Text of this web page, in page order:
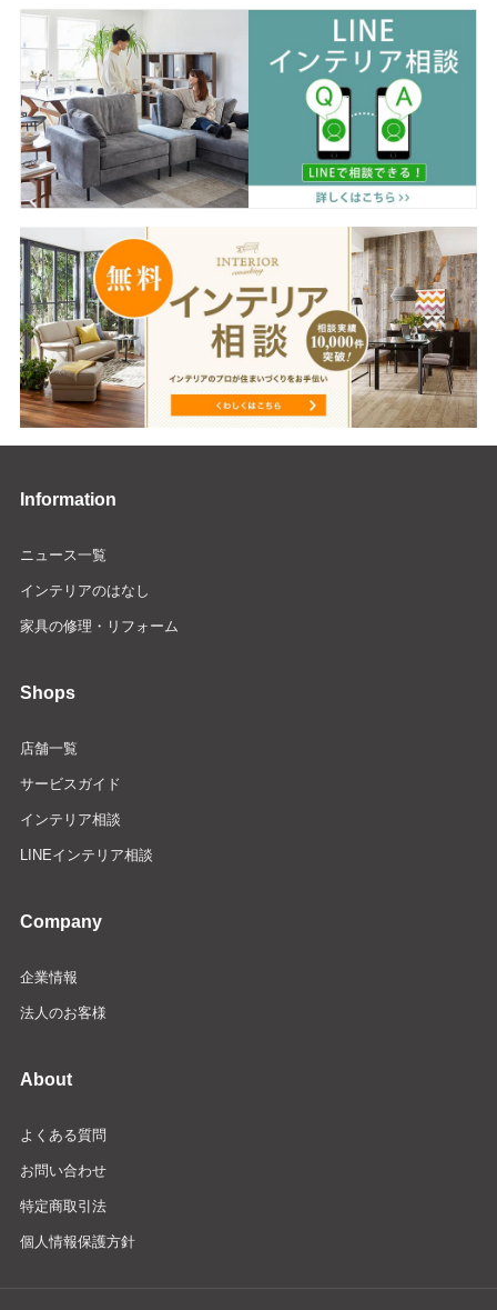
Information
ニュース一覧
インテリアのはなし
家具の修理・リフォーム
Shops
店舗一覧
サービスガイド
インテリア相談
LINEインテリア相談
Company
企業情報
法人のお客様
About
よくある質問
お問い合わせ
特定商取引法
個人情報保護方針